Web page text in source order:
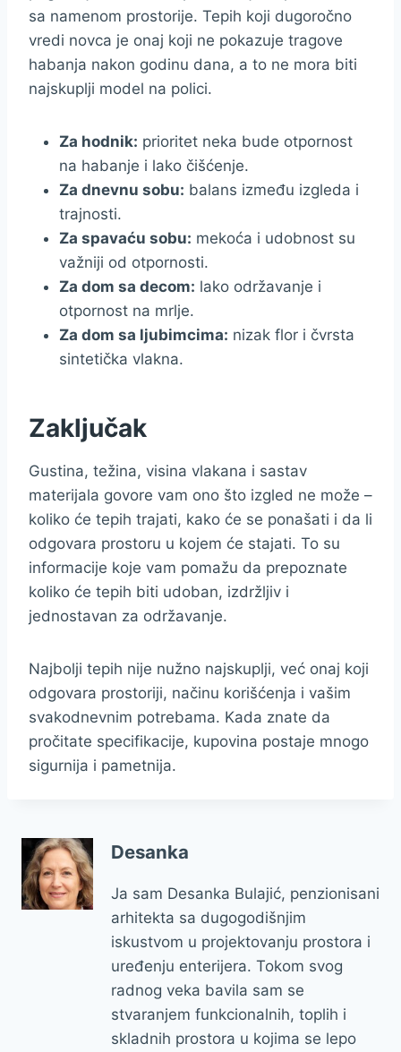
sa namenom prostorije. Tepih koji dugoročno
vredi novca je onaj koji ne pokazuje tragove
habanja nakon godinu dana, a to ne mora biti
najskuplji model na polici.
Za hodnik: prioritet neka bude otpornost
na habanje i lako čišćenje.
Za dnevnu sobu: balans između izgleda i
trajnosti.
Za spavaću sobu: mekoća i udobnost su
važniji od otpornosti.
Za dom sa decom: lako održavanje i
otpornost na mrlje.
Za dom sa ljubimcima: nizak flor i čvrsta
sintetička vlakna.
Zaključak
Gustina, težina, visina vlakana i sastav
materijala govore vam ono što izgled ne može –
koliko će tepih trajati, kako će se ponašati i da li
odgovara prostoru u kojem će stajati. To su
informacije koje vam pomažu da prepoznate
koliko će tepih biti udoban, izdržljiv i
jednostavan za održavanje.
Najbolji tepih nije nužno najskuplji, već onaj koji
odgovara prostoriji, načinu korišćenja i vašim
svakodnevnim potrebama. Kada znate da
pročitate specifikacije, kupovina postaje mnogo
sigurnija i pametnija.
Desanka
Ja sam Desanka Bulajić, penzionisani
arhitekta sa dugogodišnjim
iskustvom u projektovanju prostora i
uređenju enterijera. Tokom svog
radnog veka bavila sam se
stvaranjem funkcionalnih, toplih i
skladnih prostora u kojima se lepo